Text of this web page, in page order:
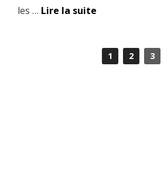
les … Lire la suite
1 2 3